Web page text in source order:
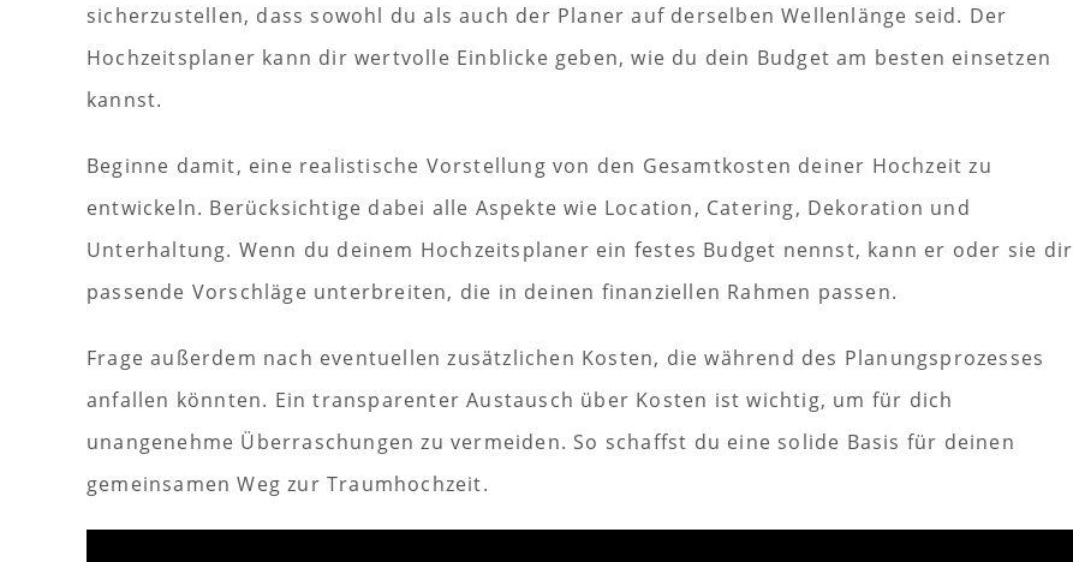
sicherzustellen, dass sowohl du als auch der Planer auf derselben Wellenlänge seid. Der
Hochzeitsplaner kann dir wertvolle Einblicke geben, wie du dein Budget am besten einsetzen
kannst.
Beginne damit, eine realistische Vorstellung von den Gesamtkosten deiner Hochzeit zu
entwickeln. Berücksichtige dabei alle Aspekte wie Location, Catering, Dekoration und
Unterhaltung. Wenn du deinem Hochzeitsplaner ein festes Budget nennst, kann er oder sie dir
passende Vorschläge unterbreiten, die in deinen finanziellen Rahmen passen.
Frage außerdem nach eventuellen zusätzlichen Kosten, die während des Planungsprozesses
anfallen könnten. Ein transparenter Austausch über Kosten ist wichtig, um für dich
unangenehme Überraschungen zu vermeiden. So schaffst du eine solide Basis für deinen
gemeinsamen Weg zur Traumhochzeit.